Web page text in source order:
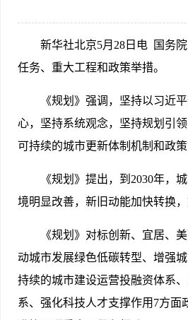
新华社北京5月28日电 国务
任务、重大工程和政策举措。
《规划》强调，坚持以习近
心，坚持系统观念，坚持规划引
可持续的城市更新体制机制和政
《规划》提出，到2030年，
境明显改善，新旧动能加快转换
《规划》对标创新、宜居、
动城市发展绿色低碳转型、增强
持续的城市建设运营投融资体系
系、强化科技人才支撑作用7方面